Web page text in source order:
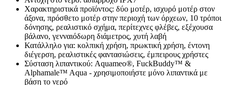
Χαρακτηριστικά προϊόντος: δύο μοτέρ, ισχυρό μοτέρ στον
άξονα, πρόσθετο μοτέρ στην περιοχή των όρχεων, 10 τρόποι
δόνησης, ρεαλιστικό σχήμα, περίτεχνες φλέβες, εξέχουσα
βάλανο, γενναιόδωρη διάμετρος, χυτή λαβή
Κατάλληλο για: κολπική χρήση, πρωκτική χρήση, έντονη
διέγερση, ρεαλιστικές φαντασιώσεις, έμπειρους χρήστες
Σύσταση λιπαντικού: Aquameo®, FuckBuddy™ &
Alphamale™ Aqua - χρησιμοποιήστε μόνο λιπαντικά με
βάση το νερό